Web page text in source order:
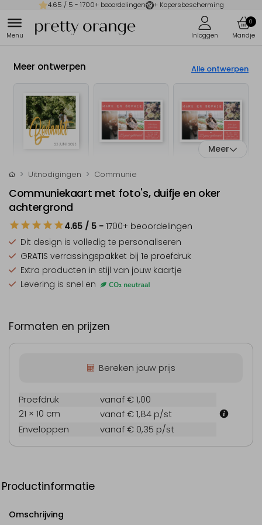
4.65 / 5 - 1700+ beoordelingen + Kopersbescherming
0
Meer ontwerpen Alle ontwerpen
Meer
Uitnodigingen Communie
Communiekaart met foto's, duifje en oker
achtergrond
4.65 / 5 - 1700+ beoordelingen
Dit design is volledig te personaliseren
GRATIS verrassingspakket bij 1e proefdruk
Extra producten in stijl van jouw kaartje
Levering is snel en
Formaten en prijzen
Bereken jouw prijs
Proefdruk
vanaf € 1,00
21 × 10 cm
vanaf € 1,84 p/st
Enveloppen
vanaf € 0,35 p/st
Productinformatie
Omschrijving